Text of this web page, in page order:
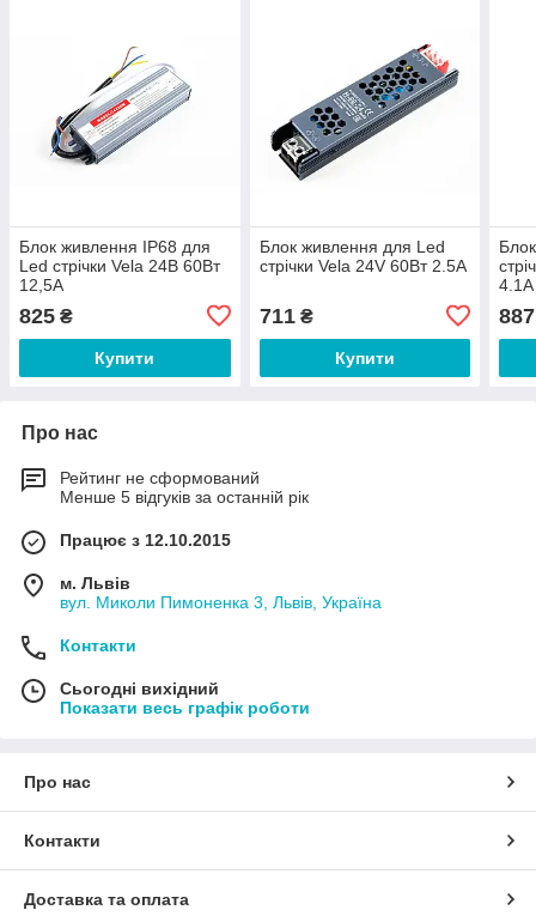
Блок живлення IP68 для
Led стрічки Vela 24В 60Вт
12,5А
825 ₴
Купити
Блок живлення для Led
стрічки Vela 24V 60Вт 2.5А
711₴
Купити
4.1А
887
Про нас
Рейтинг не сформований
Менше 5 відгуків за останній рік
Працює з 12.10.2015
м. Львів
вул. Миколи Пимоненка 3, Львів, Україна
Контакти
Сьогодні вихідний
Показати весь графік роботи
Про нас
Контакти
Доставка та оплата